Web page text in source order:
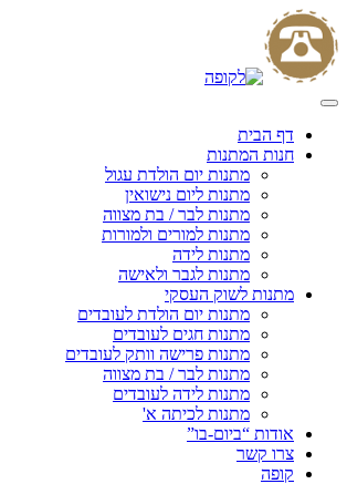
Skip
to
content
דף הבית
חנות המתנות
מתנות יום הולדת עגול
מתנות ליום נישואין
מתנות לבר / בת מצווה
מתנות למורים ולמורות
מתנות לידה
מתנות לגבר ולאישה
מתנות לשוק העסקי
מתנות יום הולדת לעובדים
מתנות חגים לעובדים
מתנות פרישה וותק לעובדים
מתנות לבר / בת מצווה
מתנות לידה לעובדים
מתנות לכיתה א'
אודות “ביום-בו”
צרו קשר
קופה